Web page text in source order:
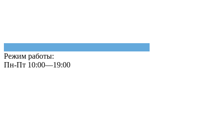
Режим работы:
Пн-Пт 10:00—19:00